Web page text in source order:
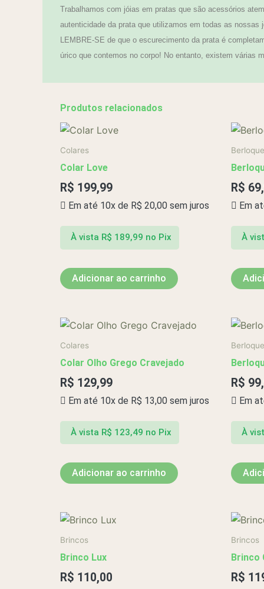
Trabalhamos com jóias em pratas que são acessórios
autenticidade da prata que utilizamos em todas as nossas
LEMBRE-SE de que o escurecimento da prata é
úrico que contemos no corpo! No entanto, existem várias
Produtos relacionados
Colares
Colar Love
R$ 199,99
Em até 10x de R$ 20,00 sem juros
À vista R$ 189,99 no Pix
Adicionar ao carrinho
R$
Em
À
Colares
Colar Olho Grego Cravejado
R$ 129,99
Em até 10x de R$ 13,00 sem juros
À vista R$ 123,49 no Pix
Adicionar ao carrinho
R$
Em
À
Brincos
Brinco Lux
R$ 110,00
Brincos
Brinco
R$